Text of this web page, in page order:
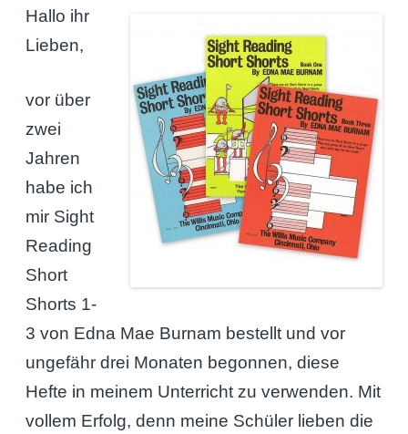
Hallo ihr
Lieben,
vor über
zwei
Jahren
habe ich
mir Sight
Reading
Short
Shorts 1-
3 von Edna Mae Burnam bestellt und vor
ungefähr drei Monaten begonnen, diese
Hefte in meinem Unterricht zu verwenden. Mit
vollem Erfolg, denn meine Schüler lieben die